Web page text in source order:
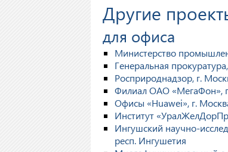
Другие
для офиса
Министерство
Генеральная
Росприроднадзор, г.
Филиал ОАО «МегаФон»,
Офисы «Huawei», г.
Институт
Ингушский научно-
респ. Ингушетия